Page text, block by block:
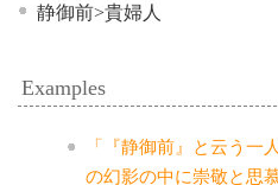
静御前>貴婦人
Examples
「『静御前』と云う一
の幻影の中に崇敬と思